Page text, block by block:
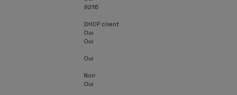
9216
DHCP client
Oui
Oui
Oui
Noir
Oui